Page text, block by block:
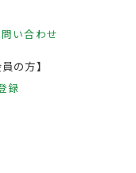
い合わせ
の方】
録